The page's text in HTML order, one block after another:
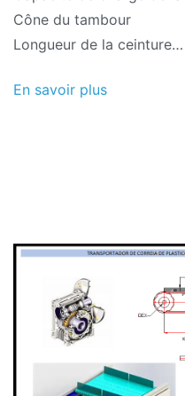
Cône du tambour
Longueur de la ceinture…
En savoir plus